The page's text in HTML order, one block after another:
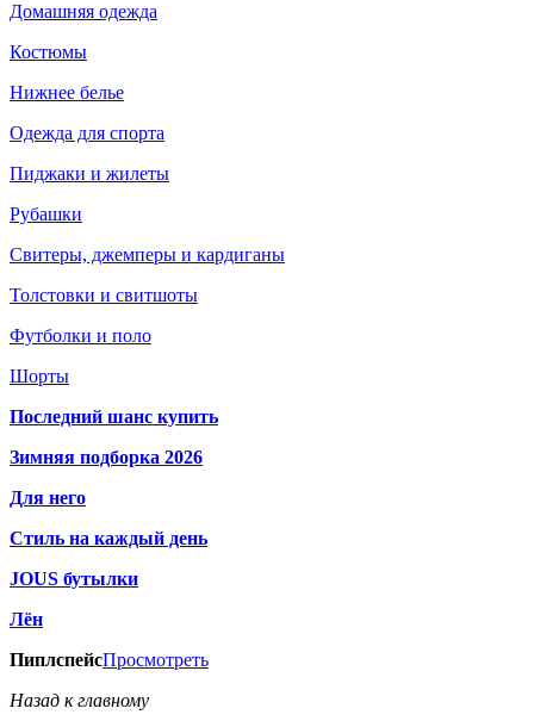
Домашняя одежда
Костюмы
Нижнее белье
Одежда для спорта
Пиджаки и жилеты
Рубашки
Свитеры, джемперы и кардиганы
Толстовки и свитшоты
Футболки и поло
Шорты
Последний шанс купить
Зимняя подборка 2026
Для него
Стиль на каждый день
JOUS бутылки
Лён
ПиплспейсПросмотреть
Назад к главному